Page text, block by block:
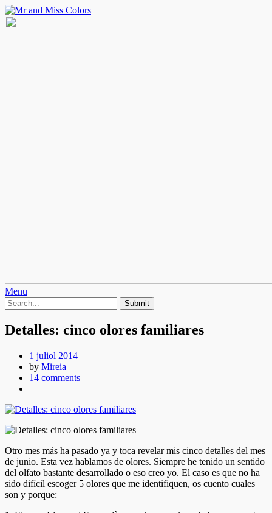
Menu
Detalles: cinco olores familiares
1 juliol 2014
by Mireia
14 comments
Otro mes más ha pasado ya y toca revelar mis cinco detalles del mes
de junio. Esta vez hablamos de olores. Siempre he tenido un sentido
del olfato bastante desarrollado o eso creo yo. El caso es que no ha
sido difícil escoger 5 olores que me identifiquen, os cuento cuales
son y porque: